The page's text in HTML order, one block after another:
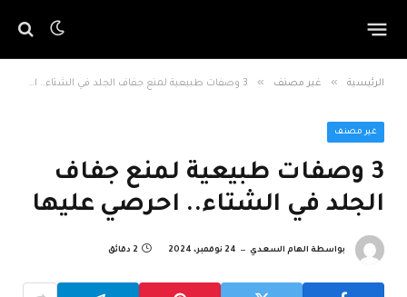
الرئيسية » غير مصنف » 3 وصفات طبيعية لمنع جفاف الجلد في الشتاء.. احرصي عليها
غير مصنف
3 وصفات طبيعية لمنع جفاف
الجلد في الشتاء.. احرصي عليها
بواسطة الهام السعدي 24 نوفمبر، 2024 2 دقائق